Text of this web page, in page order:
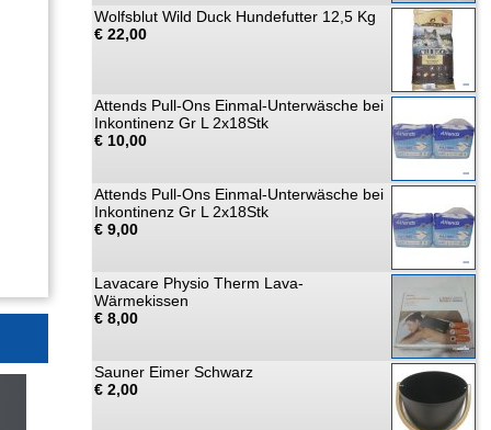
Wolfsblut Wild Duck Hundefutter 12,5 Kg
€ 22,00
Attends Pull-Ons Einmal-Unterwäsche bei
Inkontinenz Gr L 2x18Stk
€ 10,00
Attends Pull-Ons Einmal-Unterwäsche bei
Inkontinenz Gr L 2x18Stk
€ 9,00
Lavacare Physio Therm Lava-
Wärmekissen
€ 8,00
Sauner Eimer Schwarz
€ 2,00